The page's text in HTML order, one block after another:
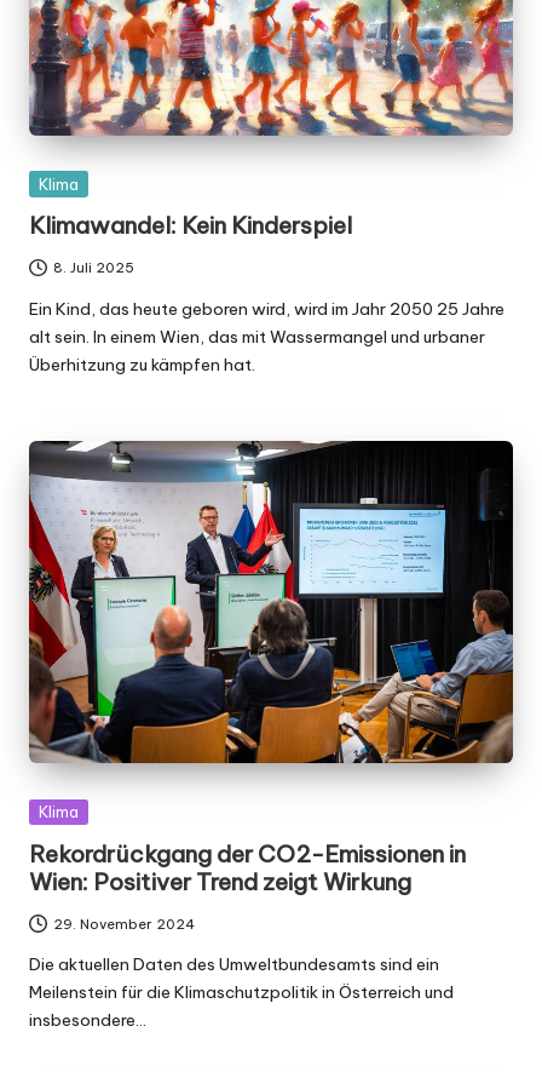
Posted
Klima
Klimawandel: Kein Kinderspiel
8. Juli 2025
Ein Kind, das heute geboren wird, wird im Jahr 2050 25 Jahre
alt sein. In einem Wien, das mit Wassermangel und urbaner
Überhitzung zu kämpfen hat.
Posted
Klima
Rekordrückgang der CO2-Emissionen in
Wien: Positiver Trend zeigt Wirkung
29. November 2024
Die aktuellen Daten des Umweltbundesamts sind ein
Meilenstein für die Klimaschutzpolitik in Österreich und
insbesondere…